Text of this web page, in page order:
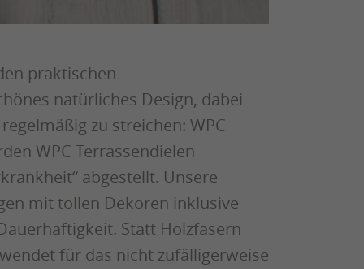
praktischen
natürliches Design, dabei
zu streichen: WPC
WPC Terrassendielen
abgestellt. Unsere
mit tollen Dekoren inklusive
Statt Holzfasern
für das nicht zufälligerweise